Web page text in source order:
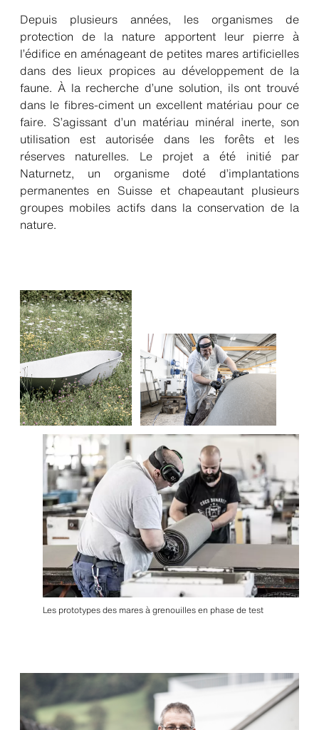
Depuis plusieurs années, les organismes de
protection de la nature apportent leur pierre à
l’édifice en aménageant de petites mares artificielles
dans des lieux propices au développement de la
faune. À la recherche d’une solution, ils ont trouvé
dans le fibres-ciment un excellent matériau pour ce
faire. S’agissant d’un matériau minéral inerte, son
utilisation est autorisée dans les forêts et les
réserves naturelles. Le projet a été initié par
Naturnetz, un organisme doté d’implantations
permanentes en Suisse et chapeautant plusieurs
groupes mobiles actifs dans la conservation de la
nature.
Les prototypes des mares à grenouilles en phase de test